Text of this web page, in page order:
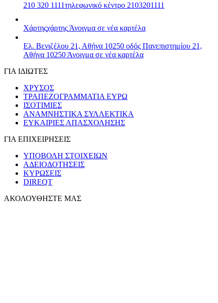
210 320 1111τηλεφωνικό κέντρο 2103201111
Χάρτηςχάρτης Άνοιγμα σε νέα καρτέλα
Ελ. Βενιζέλου 21, Αθήνα 10250 οδός Πανεπιστημίου 21,
Αθήνα 10250 Άνοιγμα σε νέα καρτέλα
ΓΙΑ ΙΔΙΩΤΕΣ
ΧΡΥΣΟΣ
ΤΡΑΠΕΖΟΓΡΑΜΜΑΤΙΑ ΕΥΡΩ
ΙΣΟΤΙΜΙΕΣ
ΑΝΑΜΝΗΣΤΙΚΑ ΣΥΛΛΕΚΤΙΚΑ
ΕΥΚΑΙΡΙΕΣ ΑΠΑΣΧΟΛΗΣΗΣ
ΓΙΑ ΕΠΙΧΕΙΡΗΣΕΙΣ
ΥΠΟΒΟΛΗ ΣΤΟΙΧΕΙΩΝ
ΑΔΕΙΟΔΟΤΗΣΕΙΣ
ΚΥΡΩΣΕΙΣ
DIREQT
ΑΚΟΛΟΥΘΗΣΤΕ ΜΑΣ